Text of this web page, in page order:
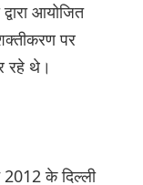
आयोजित
पर
रहे थे।
2012 के दिल्ली